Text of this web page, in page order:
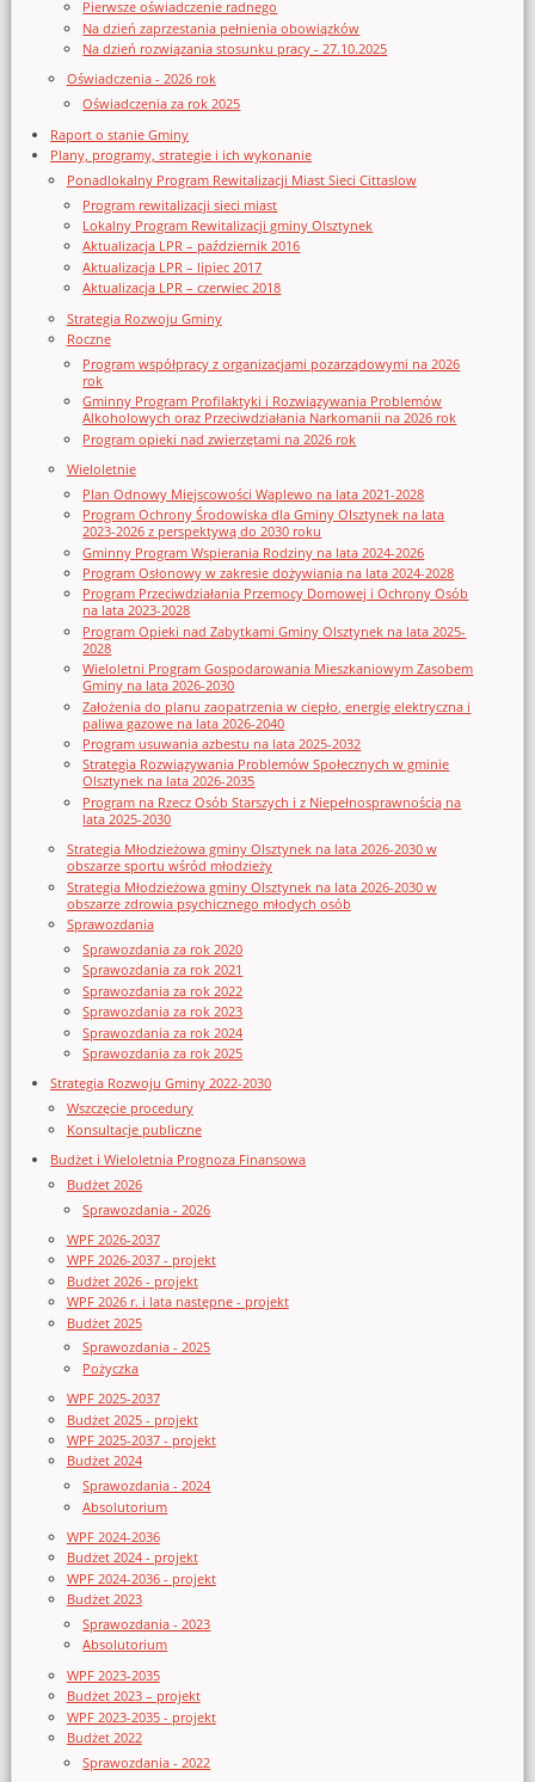
Pierwsze oświadczenie radnego
Na dzień zaprzestania pełnienia obowiązków
Na dzień rozwiązania stosunku pracy - 27.10.2025
Oświadczenia - 2026 rok
Oświadczenia za rok 2025
Raport o stanie Gminy
Plany, programy, strategie i ich wykonanie
Ponadlokalny Program Rewitalizacji Miast Sieci Cittaslow
Program rewitalizacji sieci miast
Lokalny Program Rewitalizacji gminy Olsztynek
Aktualizacja LPR – październik 2016
Aktualizacja LPR – lipiec 2017
Aktualizacja LPR – czerwiec 2018
Strategia Rozwoju Gminy
Roczne
Program współpracy z organizacjami pozarządowymi na 2026
rok
Gminny Program Profilaktyki i Rozwiązywania Problemów
Alkoholowych oraz Przeciwdziałania Narkomanii na 2026 rok
Program opieki nad zwierzętami na 2026 rok
Wieloletnie
Plan Odnowy Miejscowości Waplewo na lata 2021-2028
Program Ochrony Środowiska dla Gminy Olsztynek na lata
2023-2026 z perspektywą do 2030 roku
Gminny Program Wspierania Rodziny na lata 2024-2026
Program Osłonowy w zakresie dożywiania na lata 2024-2028
Program Przeciwdziałania Przemocy Domowej i Ochrony Osób
na lata 2023-2028
Program Opieki nad Zabytkami Gminy Olsztynek na lata 2025-
2028
Wieloletni Program Gospodarowania Mieszkaniowym Zasobem
Gminy na lata 2026-2030
Założenia do planu zaopatrzenia w ciepło, energię elektryczna i
paliwa gazowe na lata 2026-2040
Program usuwania azbestu na lata 2025-2032
Strategia Rozwiązywania Problemów Społecznych w gminie
Olsztynek na lata 2026-2035
Program na Rzecz Osób Starszych i z Niepełnosprawnością na
lata 2025-2030
Strategia Młodzieżowa gminy Olsztynek na lata 2026-2030 w
obszarze sportu wśród młodzieży
Strategia Młodzieżowa gminy Olsztynek na lata 2026-2030 w
obszarze zdrowia psychicznego młodych osób
Sprawozdania
Sprawozdania za rok 2020
Sprawozdania za rok 2021
Sprawozdania za rok 2022
Sprawozdania za rok 2023
Sprawozdania za rok 2024
Sprawozdania za rok 2025
Strategia Rozwoju Gminy 2022-2030
Wszczęcie procedury
Konsultacje publiczne
Budżet i Wieloletnia Prognoza Finansowa
Budżet 2026
Sprawozdania - 2026
WPF 2026-2037
WPF 2026-2037 - projekt
Budżet 2026 - projekt
WPF 2026 r. i lata następne - projekt
Budżet 2025
Sprawozdania - 2025
Pożyczka
WPF 2025-2037
Budżet 2025 - projekt
WPF 2025-2037 - projekt
Budżet 2024
Sprawozdania - 2024
Absolutorium
WPF 2024-2036
Budżet 2024 - projekt
WPF 2024-2036 - projekt
Budżet 2023
Sprawozdania - 2023
Absolutorium
WPF 2023-2035
Budżet 2023 – projekt
WPF 2023-2035 - projekt
Budżet 2022
Sprawozdania - 2022